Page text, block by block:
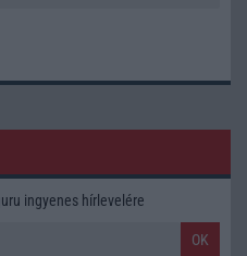
ingyenes hírlevelére
OK